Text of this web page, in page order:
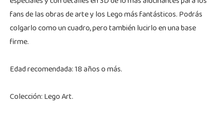
fans de las obras de arte y los Lego más fantásticos. Podrás
colgarlo como un cuadro, pero también lucirlo en una base
firme.
Edad recomendada: 18 años o más.
Colección: Lego Art.